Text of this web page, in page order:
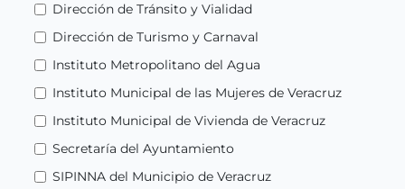
Dirección de Tránsito y Vialidad
Dirección de Turismo y Carnaval
Instituto Metropolitano del Agua
Instituto Municipal de las Mujeres de Veracruz
Instituto Municipal de Vivienda de Veracruz
Secretaría del Ayuntamiento
SIPINNA del Municipio de Veracruz